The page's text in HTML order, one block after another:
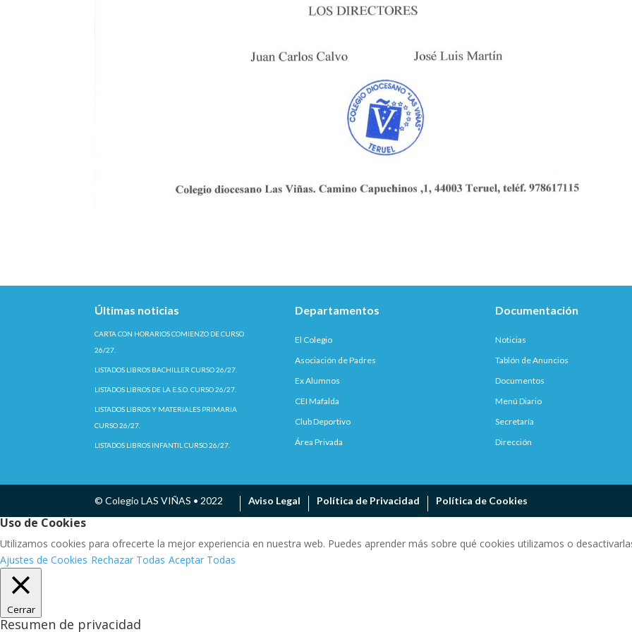
Últimas noticias
CARTA CON HORARIOS COMIENZO DE CURSO
26/27.
LISTADOS LIBROS BACHILLER CURSO 26/27.
LISTADOS LIBROS DE LA E.S.O. CURSO 26/27.
LISTADOS LIBROS Y MATERIALES PRIMARIA
CURSO 26/27.
LISTADOS LIBROS INFANTIL CURSO 26/27.
Departamentos
El Colegio
Asociación de Padres
Ex Alumnos
CEI Mafalda
Club Deportivo
Área Privada
Documentación
Noticias
Tablón de Anuncios
Documentos
Menú Diario
Secretaría
Dirección
© Colegio LAS VIÑAS • 2022 Aviso Legal Política de Privacidad Política de Cookies
Uso de Cookies
Utilizamos cookies para ofrecerte la mejor experiencia en nuestra web. Puedes aprender más sobre qué cookies utilizamos o
Ajustes de Cookies Rechazar Todas Aceptar Todas
Cerrar
Resumen de privacidad